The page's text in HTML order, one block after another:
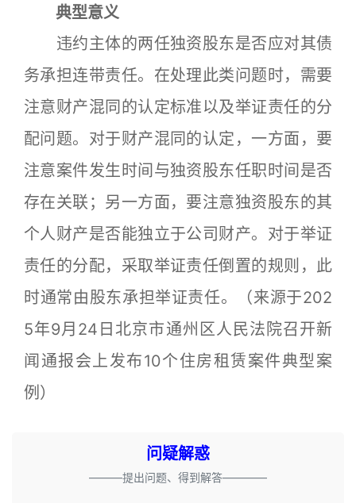
典型意义
违约主体的两任独资股东是否应对其债
务承担连带责任。在处理此类问题时，需要
注意财产混同的认定标准以及举证责任的分
配问题。对于财产混同的认定，一方面，要
注意案件发生时间与独资股东任职时间是否
存在关联；另一方面，要注意独资股东的其
个人财产是否能独立于公司财产。对于举证
责任的分配，采取举证责任倒置的规则，此
时通常由股东承担举证责任。（来源于202
5年9月24日北京市通州区人民法院召开新
闻通报会上发布10个住房租赁案件典型案
例）
问疑解惑
———提出问题、得到解答————